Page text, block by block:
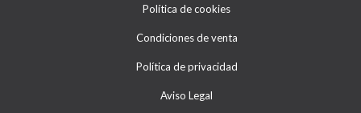
Política de cookies
Condiciones de venta
Política de privacidad
Aviso Legal